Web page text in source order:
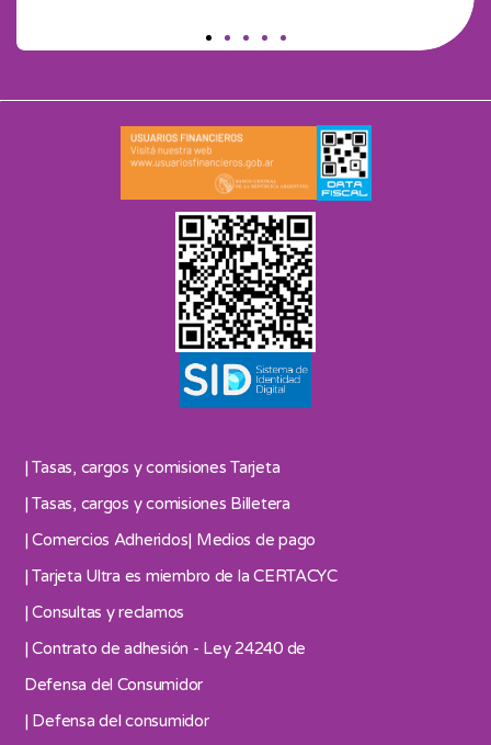
| Tasas, cargos y comisiones Tarjeta
| Tasas, cargos y comisiones Billetera
| Comercios Adheridos| Medios de pago
| Tarjeta Ultra es miembro de la CERTACYC
| Consultas y reclamos
| Contrato de adhesión - Ley 24240 de
Defensa del Consumidor
| Defensa del consumidor